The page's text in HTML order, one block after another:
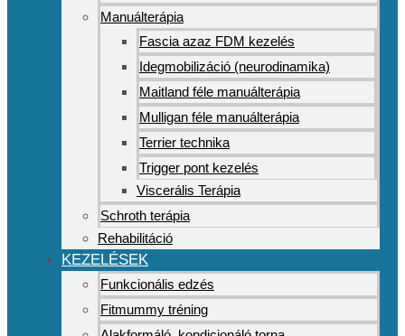
Manuálterápia
Fascia azaz FDM kezelés
Idegmobilizáció (neurodinamika)
Maitland féle manuálterápia
Mulligan féle manuálterápia
Terrier technika
Trigger pont kezelés
Viscerális Terápia
Schroth terápia
Rehabilitáció
KEZELÉSEK
Funkcionális edzés
Fitmummy tréning